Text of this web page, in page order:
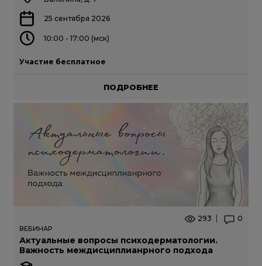
25 сентября 2026
10:00 - 17:00 (мск)
Участие бесплатное
ПОДРОБНЕЕ
293 0
ВЕБИНАР
Актуальные вопросы психодерматологии.
Важность междисциплианрного подхода